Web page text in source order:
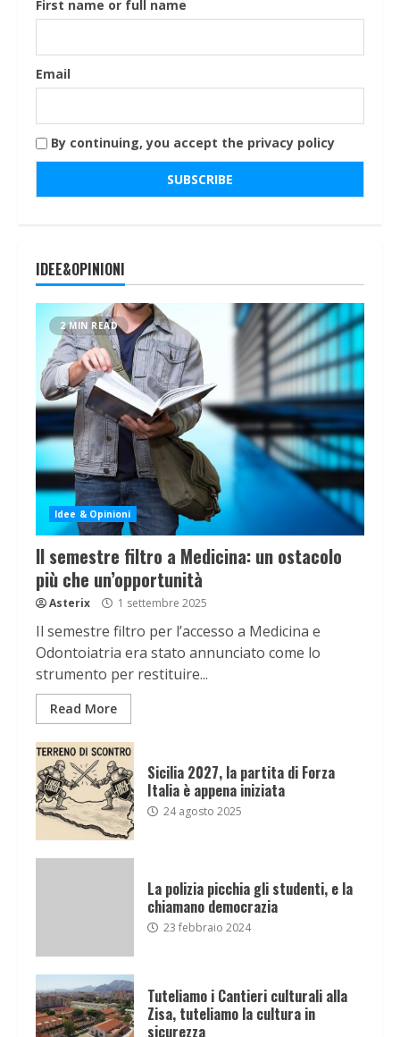
First name or full name
Email
By continuing, you accept the privacy policy
IDEE&OPINIONI
2 MIN READ
Idee & Opinioni
Il semestre filtro a Medicina: un ostacolo
più che un’opportunità
Asterix 1 settembre 2025
Il semestre filtro per l’accesso a Medicina e
Odontoiatria era stato annunciato come lo
strumento per restituire...
Read More
Sicilia 2027, la partita di Forza
Italia è appena iniziata
24 agosto 2025
La polizia picchia gli studenti, e la
chiamano democrazia
23 febbraio 2024
Tuteliamo i Cantieri culturali alla
Zisa, tuteliamo la cultura in
sicurezza